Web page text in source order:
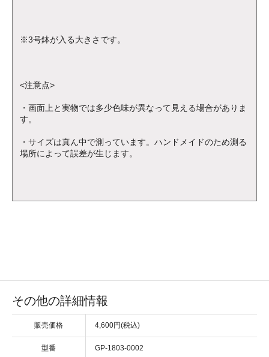
※3号鉢が入る大きさです。
<注意点>
・画面上と実物では多少色味が異なって見える場合がありま
す。
・サイズは真ん中で測っています。ハンドメイドのため測る
場所によって誤差が生じます。
その他の詳細情報
販売価格 4,600円(税込)
型番 GP-1803-0002